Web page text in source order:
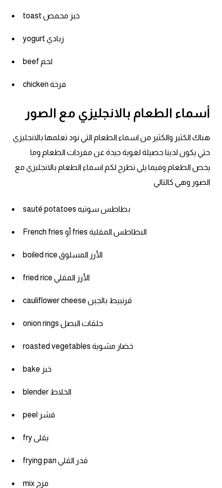
toast خبز محمص
yogurt زبادي
beef لحم
chicken فرخة
أسماء الطعام بالانجليزي مع الصور
هناك الكثير والكثير من اسماء الطعام التي نود تعلمها بالانجليزي
حتي يكون لدينا حصيلة لغوية جيدة عن مفردات الطعام وما
يخص الطعام وفيما يلي نطرح لكم اسماء الطعام بالانجليزي مع
الصور وهي كالتالي
sauté potatoes بطاطس سوتيه
French fries أو fries البطاطس المقلية
boiled rice الأرز المسلوق
fried rice الأرز المقلي
cauliflower cheese قرنبيط بالجبن
onion rings حلقات البصل
roasted vegetables خضار مشوية
bake خبز
blender الخلاط
peel قشر
fry يقلى
frying pan قدر القلي
mix مزج